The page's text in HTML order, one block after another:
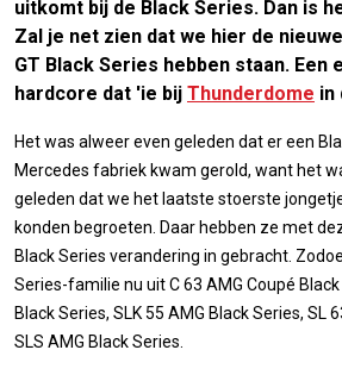
uitkomt bij de Black Series. Dan is
Zal je net zien dat we hier de nieuwe
GT Black Series hebben staan. Een
hardcore dat 'ie bij Thunderdome in
Het was alweer even geleden dat er een
Mercedes fabriek kwam gerold, want het
geleden dat we het laatste stoerste
konden begroeten. Daar hebben ze met
Black Series verandering in gebracht.
Series-familie nu uit C 63 AMG Coupé Black
Black Series, SLK 55 AMG Black Series, SL
SLS AMG Black Series.